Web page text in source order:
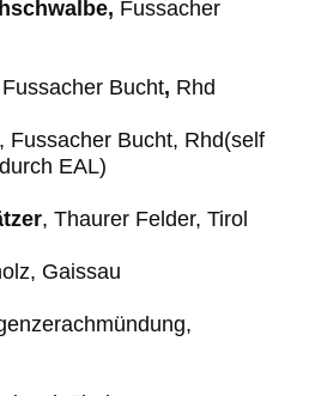
Fussacher
Fussacher Bucht, Rhd
, Fussacher Bucht, Rhd(self
EAL)
, Thaurer Felder, Tirol
Gaissau